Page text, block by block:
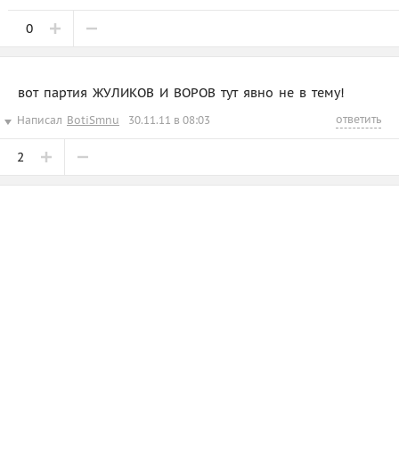
0
вот партия ЖУЛИКОВ И ВОРОВ тут явно не в тему!
Написал BotiSmnu 30.11.11 в 08:03 ответить
2